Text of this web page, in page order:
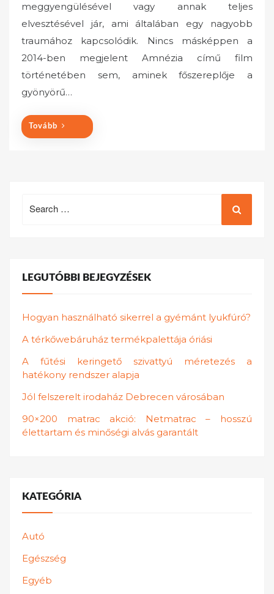
t
e
d
meggyengülésével vagy annak teljes
elvesztésével jár, ami általában egy nagyobb
traumához kapcsolódik. Nincs másképpen a
2014-ben megjelent Amnézia című film
történetében sem, aminek főszereplője a
gyönyörű…
Tovább
for:
LEGUTÓBBI BEJEGYZÉSEK
Hogyan használható sikerrel a gyémánt lyukfúró?
A térkőwebáruház termékpalettája óriási
A fűtési keringető szivattyú méretezés a
hatékony rendszer alapja
Jól felszerelt irodaház Debrecen városában
90×200 matrac akció: Netmatrac – hosszú
élettartam és minőségi alvás garantált
KATEGÓRIA
Autó
Egészség
Egyéb